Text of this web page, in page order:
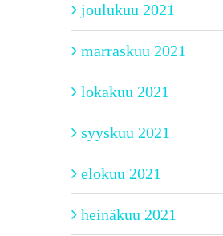
joulukuu 2021
marraskuu 2021
lokakuu 2021
syyskuu 2021
elokuu 2021
heinäkuu 2021